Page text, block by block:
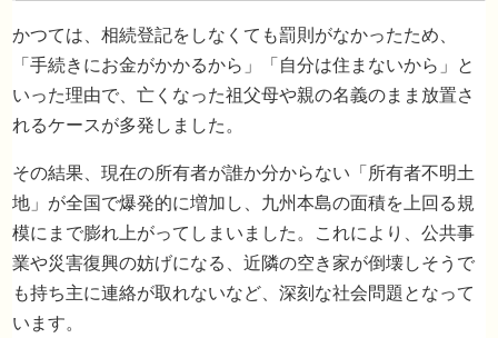
2. なぜ今、相続登記が義務化されたのか？
かつては、相続登記をしなくても罰則がなかったため、
「手続きにお金がかかるから」「自分は住まないから」と
いった理由で、亡くなった祖父母や親の名義のまま放置さ
れるケースが多発しました。
その結果、現在の所有者が誰か分からない「所有者不明土
地」が全国で爆発的に増加し、九州本島の面積を上回る規
模にまで膨れ上がってしまいました。これにより、公共事
業や災害復興の妨げになる、近隣の空き家が倒壊しそうで
も持ち主に連絡が取れないなど、深刻な社会問題となって
います。